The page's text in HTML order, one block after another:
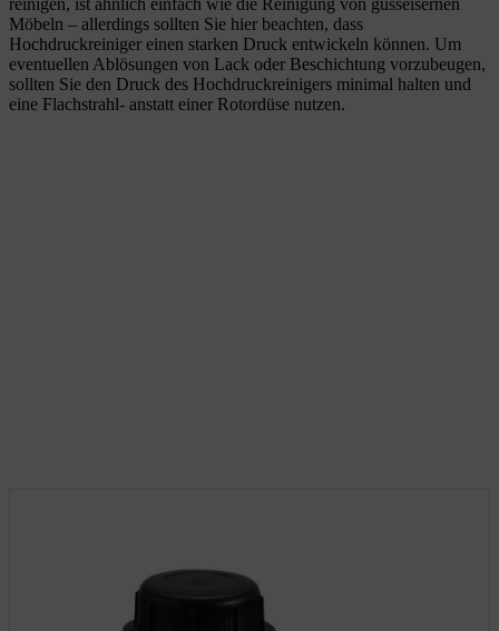
reinigen, ist ähnlich einfach wie die Reinigung von gusseisernen
Möbeln – allerdings sollten Sie hier beachten, dass
Hochdruckreiniger einen starken Druck entwickeln können. Um
eventuellen Ablösungen von Lack oder Beschichtung vorzubeugen,
sollten Sie den Druck des Hochdruckreinigers minimal halten und
eine Flachstrahl- anstatt einer Rotordüse nutzen.